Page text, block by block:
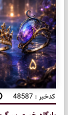
کدخبر : 48587